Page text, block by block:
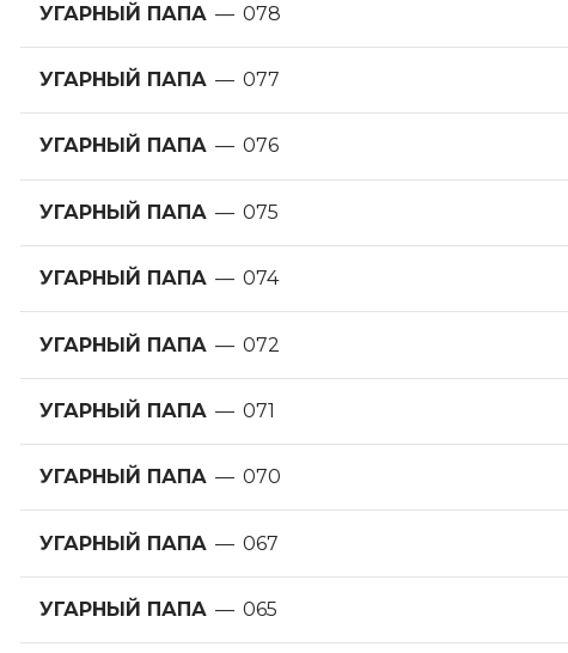
УГАРНЫЙ ПАПА — 078
УГАРНЫЙ ПАПА — 077
УГАРНЫЙ ПАПА — 076
УГАРНЫЙ ПАПА — 075
УГАРНЫЙ ПАПА — 074
УГАРНЫЙ ПАПА — 072
УГАРНЫЙ ПАПА — 071
УГАРНЫЙ ПАПА — 070
УГАРНЫЙ ПАПА — 067
УГАРНЫЙ ПАПА — 065